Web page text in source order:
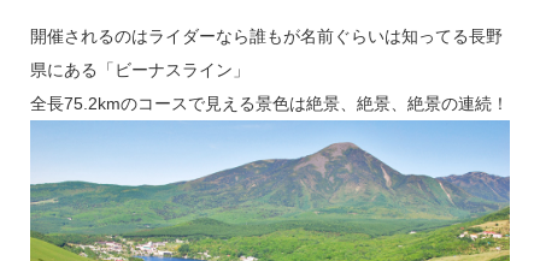
開催されるのはライダーなら誰もが名前ぐらいは知ってる長野
県にある「ビーナスライン」
全長75.2kmのコースで見える景色は絶景、絶景、絶景の連続！